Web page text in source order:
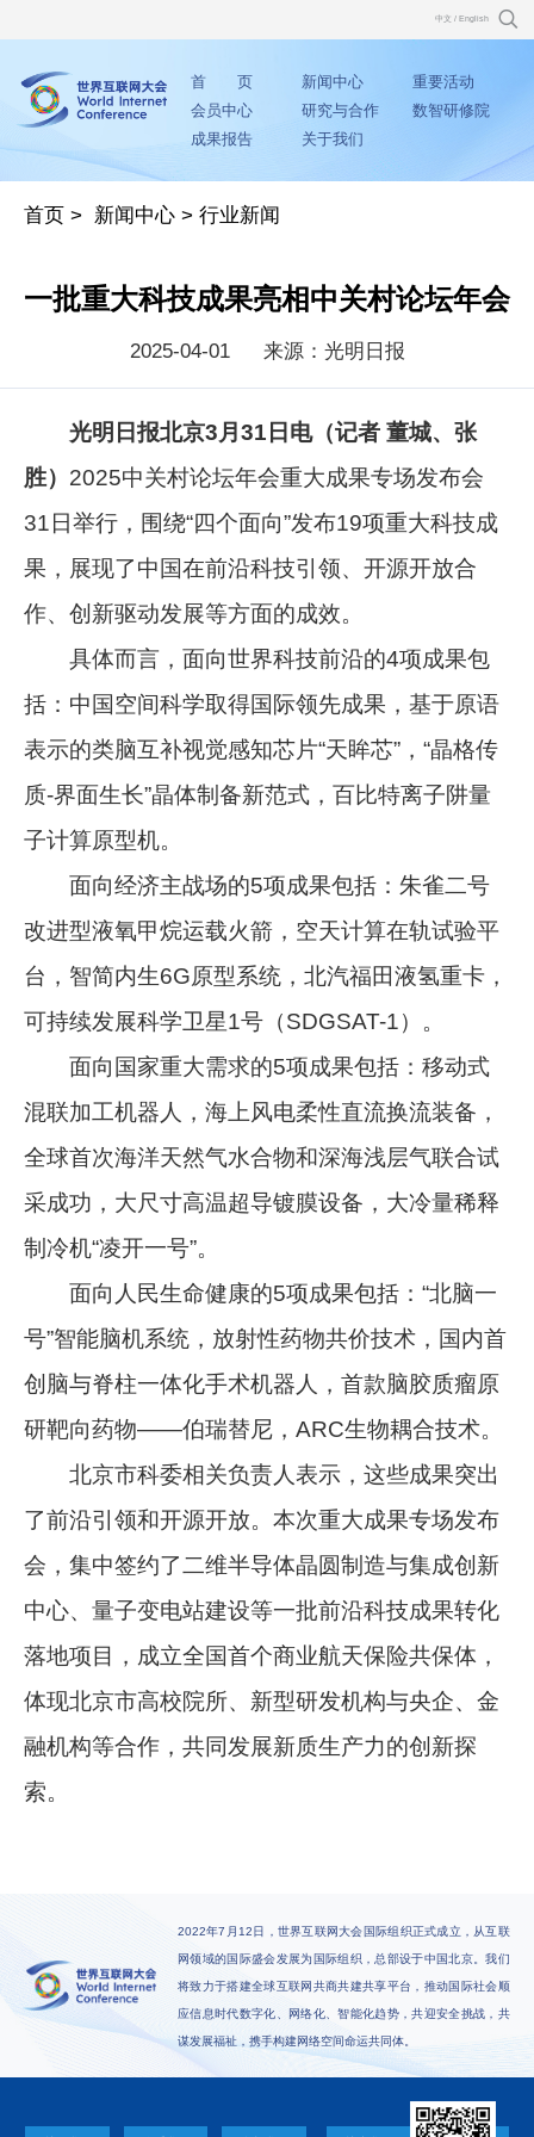
中文 / English
首 页 新闻中心
重要活动
会员中心
研究与合作
数智研修院
成果报告
关于我们
首页 > 新闻中心 >行业新闻
一批重大科技成果亮相中关村论坛年会
2025-04-01 来源：光明日报
光明日报北京3月31日电（记者 董城、张
胜） 2025中关村论坛年会重大成果专场发布会
31日举行，围绕“四个面向”发布19项重大科技成
果，展现了中国在前沿科技引领、开源开放合
作、创新驱动发展等方面的成效。
具体而言，面向世界科技前沿的4项成果包
括：中国空间科学取得国际领先成果，基于原语
表示的类脑互补视觉感知芯片“天眸芯”，“晶格传
质-界面生长”晶体制备新范式，百比特离子阱量
子计算原型机。
面向经济主战场的5项成果包括：朱雀二号
改进型液氧甲烷运载火箭，空天计算在轨试验平
台，智简内生6G原型系统，北汽福田液氢重卡，
可持续发展科学卫星1号（SDGSAT-1）。
面向国家重大需求的5项成果包括：移动式
混联加工机器人，海上风电柔性直流换流装备，
全球首次海洋天然气水合物和深海浅层气联合试
采成功，大尺寸高温超导镀膜设备，大冷量稀释
制冷机“凌开一号”。
面向人民生命健康的5项成果包括：“北脑一
号”智能脑机系统，放射性药物共价技术，国内首
创脑与脊柱一体化手术机器人，首款脑胶质瘤原
研靶向药物——伯瑞替尼，ARC生物耦合技术。
北京市科委相关负责人表示，这些成果突出
了前沿引领和开源开放。本次重大成果专场发布
会，集中签约了二维半导体晶圆制造与集成创新
中心、量子变电站建设等一批前沿科技成果转化
落地项目，成立全国首个商业航天保险共保体，
体现北京市高校院所、新型研发机构与央企、金
融机构等合作，共同发展新质生产力的创新探
索。
2022年7月12日，世界互联网大会国际组织正式成立，从互联
网领域的国际盛会发展为国际组织，总部设于中国北京。我们
将致力于搭建全球互联网共商共建共享平台，推动国际社会顺
应信息时代数字化、网络化、智能化趋势，共迎安全挑战，共
谋发展福祉，携手构建网络空间命运共同体。